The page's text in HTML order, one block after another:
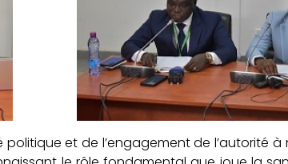
et de l’engagement de l’autorité à